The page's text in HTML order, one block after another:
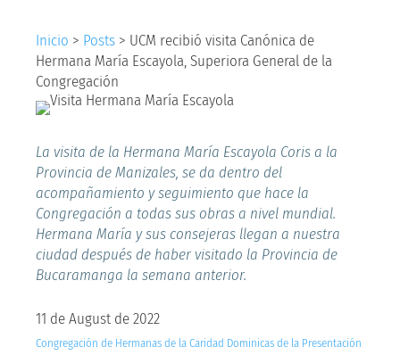
Inicio > Posts > UCM recibió visita Canónica de
Hermana María Escayola, Superiora General de la
Congregación
La visita de la Hermana María Escayola Coris a la
Provincia de Manizales, se da dentro del
acompañamiento y seguimiento que hace la
Congregación a todas sus obras a nivel mundial.
Hermana María y sus consejeras llegan a nuestra
ciudad después de haber visitado la Provincia de
Bucaramanga la semana anterior.
11 de August de 2022
Congregación de Hermanas de la Caridad Dominicas de la Presentación